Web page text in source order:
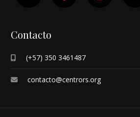
Contacto
(+57) 350 3461487
contacto@centrors.org